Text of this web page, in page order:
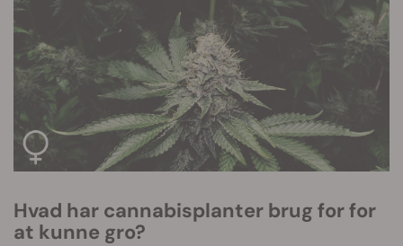
Hvad har cannabisplanter brug for for
at kunne gro?